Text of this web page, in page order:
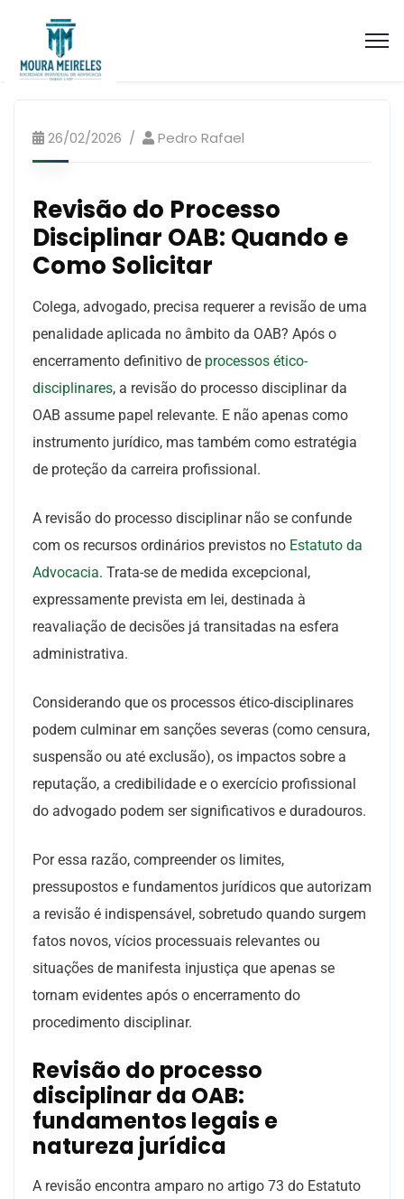
26/02/2026 Pedro Rafael
Revisão do Processo
Disciplinar OAB: Quando e
Como Solicitar
Colega, advogado, precisa requerer a revisão de uma
penalidade aplicada no âmbito da OAB? Após o
encerramento definitivo de processos ético-
disciplinares, a revisão do processo disciplinar da
OAB assume papel relevante. E não apenas como
instrumento jurídico, mas também como estratégia
de proteção da carreira profissional.
A revisão do processo disciplinar não se confunde
com os recursos ordinários previstos no Estatuto da
Advocacia. Trata-se de medida excepcional,
expressamente prevista em lei, destinada à
reavaliação de decisões já transitadas na esfera
administrativa.
Considerando que os processos ético-disciplinares
podem culminar em sanções severas (como censura,
suspensão ou até exclusão), os impactos sobre a
reputação, a credibilidade e o exercício profissional
do advogado podem ser significativos e duradouros.
Por essa razão, compreender os limites,
pressupostos e fundamentos jurídicos que autorizam
a revisão é indispensável, sobretudo quando surgem
fatos novos, vícios processuais relevantes ou
situações de manifesta injustiça que apenas se
tornam evidentes após o encerramento do
procedimento disciplinar.
Revisão do processo
disciplinar da OAB:
fundamentos legais e
natureza jurídica
A revisão encontra amparo no artigo 73 do Estatuto